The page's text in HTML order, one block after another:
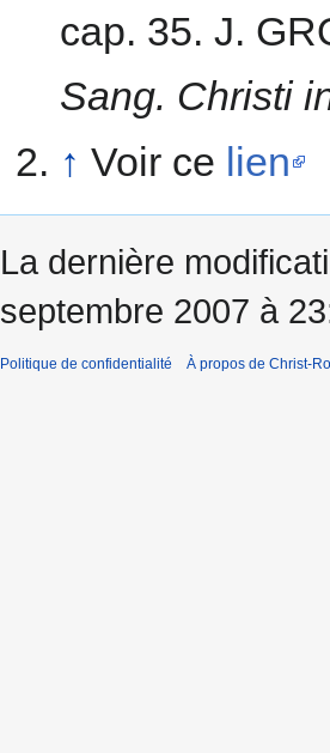
cap. 35. J.
Sang. Christi
↑ Voir ce lien
La dernière
septembre 2007 à
Politique de confidentialité À propos de Christ-